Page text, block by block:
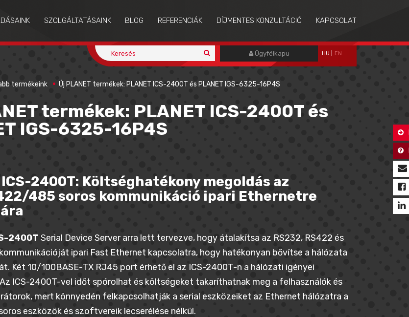
SZOLGÁLTATÁSAINK BLOG REFERENCIÁK DÍJMENTES KONZULTÁCIÓ KAPCSOLAT
Ügyfélkapu HU EN
termékeink Új PLANET termékek: PLANET ICS-2400T és PLANET IGS-6325-16P4S
termékek: PLANET ICS-2400T és
IGS-6325-16P4S
ICS-2400T: Költséghatékony megoldás az
485 soros kommunikáció ipari Ethernetre
2400T Serial Device Server arra lett tervezve, hogy átalakítsa az RS232, RS422 és
ipari Fast Ethernet kapcsolatra, hogy hatékonyan bővítse a hálózata
Két 10/100BASE-TX RJ45 port érhető el az ICS-2400T-n a hálózati igényei
ICS-2400T-vel időt spórolhat és költségeket takaríthatnak meg a felhasználók és
mert könnyedén felkapcsolhatják a serial eszközeiket az Ethernet hálózatra a
eszközök és szoftvereik lecserélése nélkül.